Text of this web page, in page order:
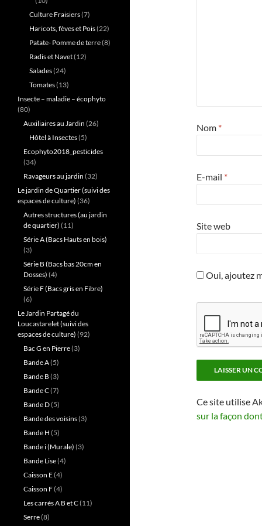
Nom *
E-mail *
Site web
Oui, ajoutez
Ce site utilise
sur la façon
Culture Fraisiers(7)
Haricots, fèves et Pois(22)
Patate- Pomme de terre(8)
Radis et Navet(12)
Salades(24)
Tomates(13)
Insecte – maladie – écophyto
(80)
Auxiliaires au Jardin (26)
Hôtel à Insectes(5)
Ecophyto2018_pesticides
(34)
Ravageurs au jardin (32)
Le jardin de Quartier (suivi des
espaces de culture) (36)
Autres structures (au jardin
de quartier) (11)
Série A (Bacs Hauts en bois)
(3)
Série B (Bacs bas 20cm en
Dosses) (4)
Série F (Bacs gris en Fibre)
(6)
Le Jardin Partagé du
Loucastarelet (suivi des
espaces de culture) (92)
Bac G en Pierre(3)
Bande A(5)
Bande B (3)
Bande C(7)
Bande D(5)
Bande des voisins(3)
Bande H (5)
Bande i (Murale) (3)
Bande Lise(4)
Caisson E(4)
Caisson F(4)
Les carrés A B et C(11)
Serre(8)